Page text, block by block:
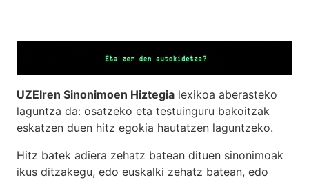
UZEIren Sinonimoen Hiztegia lexikoa aberasteko
laguntza da: osatzeko eta testuinguru bakoitzak
eskatzen duen hitz egokia hautatzen laguntzeko.
Hitz batek adiera zehatz batean dituen sinonimoak
ikus ditzakegu, edo euskalki zehatz batean, edo